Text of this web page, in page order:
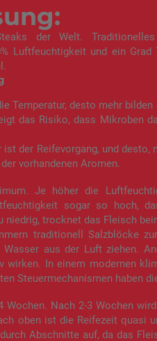
der Welt. Traditionelles
Luftfeuchtigkeit und ein
Temperatur, desto mehr
das Risiko, dass Mikroben
der Reifevorgang, und
vorhandenen Aromen.
Je höher die
sogar so hoch,
trocknet das Fleisch
traditionell Salzblöcke
aus der Luft ziehen.
wirken. In einem modernen
Steuermechanismen haben
Wochen. Nach 2-3 Wochen
oben ist die Reifezeit quasi
Abschnitte auf, da das